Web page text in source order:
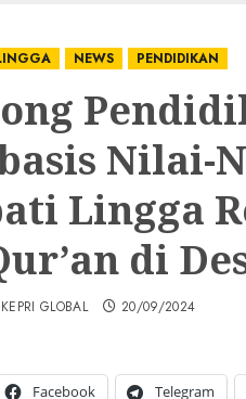
NEWS PENDIDIKAN
Nilai-
Lingga
di
Facebook Telegram
GLOBAL 20/09/2024